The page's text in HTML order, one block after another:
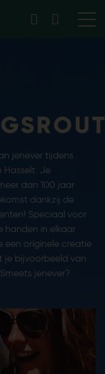
jenever tijdens
Hasselt. Je
dan 100 jaar
dankzij de
Speciaal voor
handen in elkaar
een originele creatie
je bijvoorbeeld van
jenever?